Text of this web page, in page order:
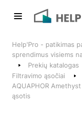
Telefonai
+370 600
Klientų aptarnavimo
Help'Pro - patikimas
sprendimus visiems
Prekių katalogas
Filtravimo ąsočiai
AQUAPHOR
ąsotis